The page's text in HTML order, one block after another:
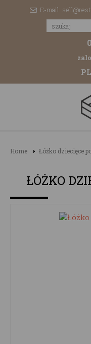
E-mail:
Home Łóżko dziecięce
ŁÓŻKO